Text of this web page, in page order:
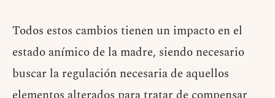
Todos estos cambios tienen un impacto en el
estado anímico de la madre, siendo necesario
buscar la regulación necesaria de aquellos